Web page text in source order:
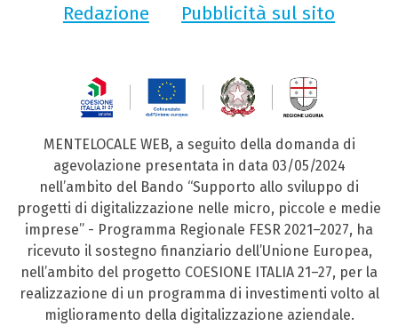
Redazione
Pubblicità sul sito
MENTELOCALE WEB, a seguito della domanda di
agevolazione presentata in data 03/05/2024
nell’ambito del Bando “Supporto allo sviluppo di
progetti di digitalizzazione nelle micro, piccole e medie
imprese” - Programma Regionale FESR 2021–2027, ha
ricevuto il sostegno finanziario dell’Unione Europea,
nell’ambito del progetto COESIONE ITALIA 21–27, per la
realizzazione di un programma di investimenti volto al
miglioramento della digitalizzazione aziendale.